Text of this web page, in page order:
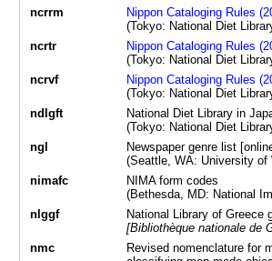
ncrrm
Nippon Cataloging Rules
(Tokyo: National Diet
ncrtr
Nippon Cataloging Rules
(Tokyo: National Diet
ncrvf
Nippon Cataloging Rules
(Tokyo: National Diet
ndlgft
National Diet Library in
(Tokyo: National Diet
ngl
Newspaper genre list
(Seattle, WA: University of
nimafc
NIMA form codes
(Bethesda, MD: National
nlggf
National Library of Greece
[Bibliothèque nationale de
nmc
Revised nomenclature for